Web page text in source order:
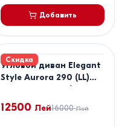
Добавить
Скидка
Угловой диван Elegant
Style Aurora 290 (LL)
Светло-Серый / Темно-
Серый
12500 Лей16000 Лей